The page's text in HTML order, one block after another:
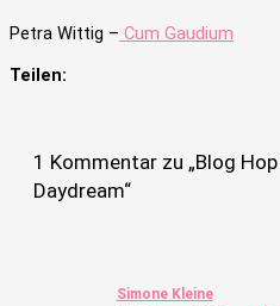
Petra Wittig – Cum Gaudium
Teilen:
1 Kommentar zu „Blog
Daydream“
Simone Kleine